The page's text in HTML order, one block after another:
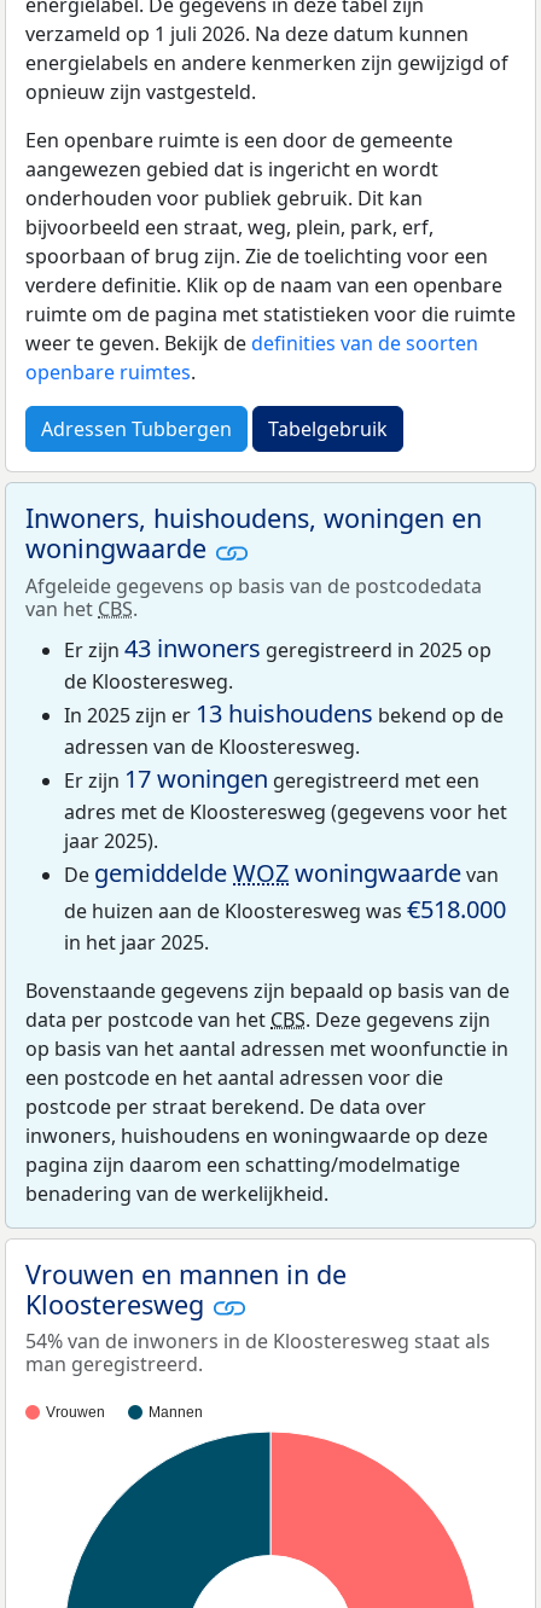
verzameld op 1 juli 2026. Na deze datum kunnen
energielabels en andere kenmerken zijn gewijzigd of
opnieuw zijn vastgesteld.
Een openbare ruimte is een door de gemeente
aangewezen gebied dat is ingericht en wordt
onderhouden voor publiek gebruik. Dit kan
bijvoorbeeld een straat, weg, plein, park, erf,
spoorbaan of brug zijn. Zie de toelichting voor een
verdere definitie. Klik op de naam van een openbare
ruimte om de pagina met statistieken voor die ruimte
weer te geven. Bekijk dedefinities van de soorten
openbare ruimtes.
Adressen Tubbergen Tabelgebruik
Inwoners, huishoudens, woningen en
woningwaarde
Afgeleide gegevens op basis van de postcodedata
van het CBS.
Er zijn 43 inwoners geregistreerd in 2025 op
de Kloosteresweg.
In 2025 zijn er 13 huishoudens bekend op de
adressen van de Kloosteresweg.
Er zijn 17 woningen geregistreerd met een
adres met de Kloosteresweg (gegevens voor het
jaar 2025).
De gemiddeldeWOZwoningwaardevan
de huizen aan de Kloosteresweg was €518.000
in het jaar 2025.
Bovenstaande gegevens zijn bepaald op basis van de
data per postcode van het CBS. Deze gegevens zijn
op basis van het aantal adressen met woonfunctie in
een postcode en het aantal adressen voor die
postcode per straat berekend. De data over
inwoners, huishoudens en woningwaarde op deze
pagina zijn daarom een schatting/modelmatige
benadering van de werkelijkheid.
Vrouwen en mannen in de
Kloosteresweg
54% van de inwoners in de Kloosteresweg staat als
man geregistreerd.
Vrouwen Mannen